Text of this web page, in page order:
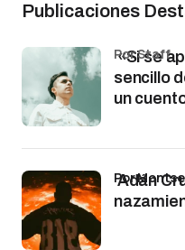
Publicaciones
«Si se
sencillo
un
por Staff
Adán
por